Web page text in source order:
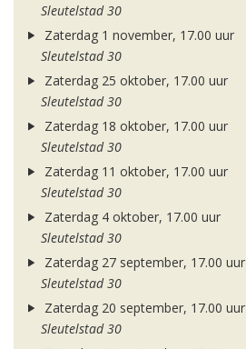
Sleutelstad 30
Zaterdag 1 november, 17.00 uur
Sleutelstad 30
Zaterdag 25 oktober, 17.00 uur
Sleutelstad 30
Zaterdag 18 oktober, 17.00 uur
Sleutelstad 30
Zaterdag 11 oktober, 17.00 uur
Sleutelstad 30
Zaterdag 4 oktober, 17.00 uur
Sleutelstad 30
Zaterdag 27 september, 17.00 uur
Sleutelstad 30
Zaterdag 20 september, 17.00 uur
Sleutelstad 30